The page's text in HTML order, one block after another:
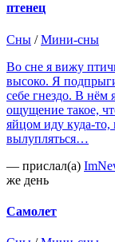
птенец
Сны /Мини-сны
Во сне я вижу
высоко. Я
себе гнездо. В нём
ощущение такое,
яйцом иду куда-то,
вылупляться…
— прислал(а)
же день
Самолет